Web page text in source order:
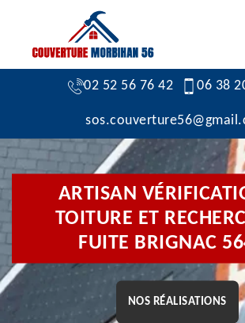
02 52 56 76 42 06 38
ARTISAN
TOITURE ET
FUITE BRIGNAC
NOS RÉALISATIONS